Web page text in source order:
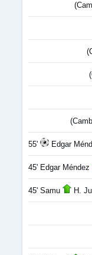
55' Edgar
45' Edgar Méndez
45' Samu H.